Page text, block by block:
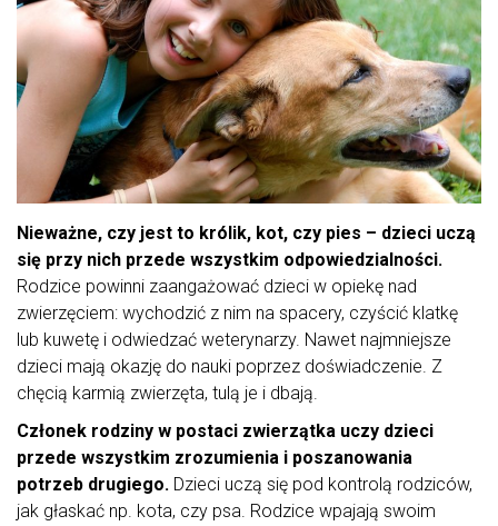
Nieważne, czy jest to królik, kot, czy pies – dzieci uczą
się przy nich przede wszystkim odpowiedzialności.
Rodzice powinni zaangażować dzieci w opiekę nad
zwierzęciem: wychodzić z nim na spacery, czyścić klatkę
lub kuwetę i odwiedzać weterynarzy. Nawet najmniejsze
dzieci mają okazję do nauki poprzez doświadczenie. Z
chęcią karmią zwierzęta, tulą je i dbają.
Członek rodziny w postaci zwierzątka uczy dzieci
przede wszystkim zrozumienia i poszanowania
potrzeb drugiego. Dzieci uczą się pod kontrolą rodziców,
jak głaskać np. kota, czy psa. Rodzice wpajają swoim